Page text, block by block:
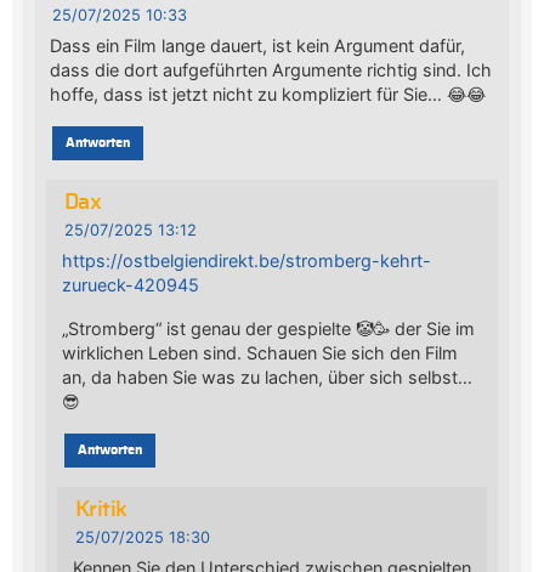
25/07/2025 10:33
Dass ein Film lange dauert, ist kein Argument dafür,
dass die dort aufgeführten Argumente richtig sind. Ich
hoffe, dass ist jetzt nicht zu kompliziert für Sie… 😂😂
Antworten
Dax
25/07/2025 13:12
https://ostbelgiendirekt.be/stromberg-kehrt-
zurueck-420945
„Stromberg“ ist genau der gespielte 🤡🥳 der Sie im
wirklichen Leben sind. Schauen Sie sich den Film
an, da haben Sie was zu lachen, über sich selbst…
😎
Antworten
Kritik
25/07/2025 18:30
Kennen Sie den Unterschied zwischen gespielten